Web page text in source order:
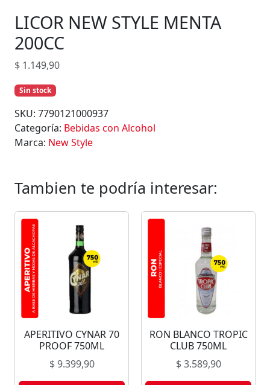
LICOR NEW STYLE MENTA
200CC
$ 1.149,90
Sin stock
SKU: 7790121000937
Categoría: Bebidas con Alcohol
Marca: New Style
Tambien te podría interesar:
APERITIVO CYNAR 70
PROOF 750ML
$9.399,90
RON BLANCO TROPIC
CLUB 750ML
$3.589,90